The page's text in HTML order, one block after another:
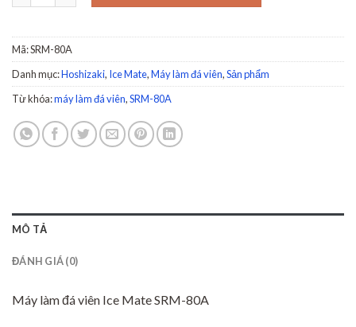
Mã:SRM-80A
Danh mục:Hoshizaki, Ice Mate,Máy làm đá viên,Sản phẩm
Từ khóa:máy làm đá viên,SRM-80A
MÔ TẢ
ĐÁNH GIÁ (0)
Máy làm đá viên Ice Mate SRM-80A